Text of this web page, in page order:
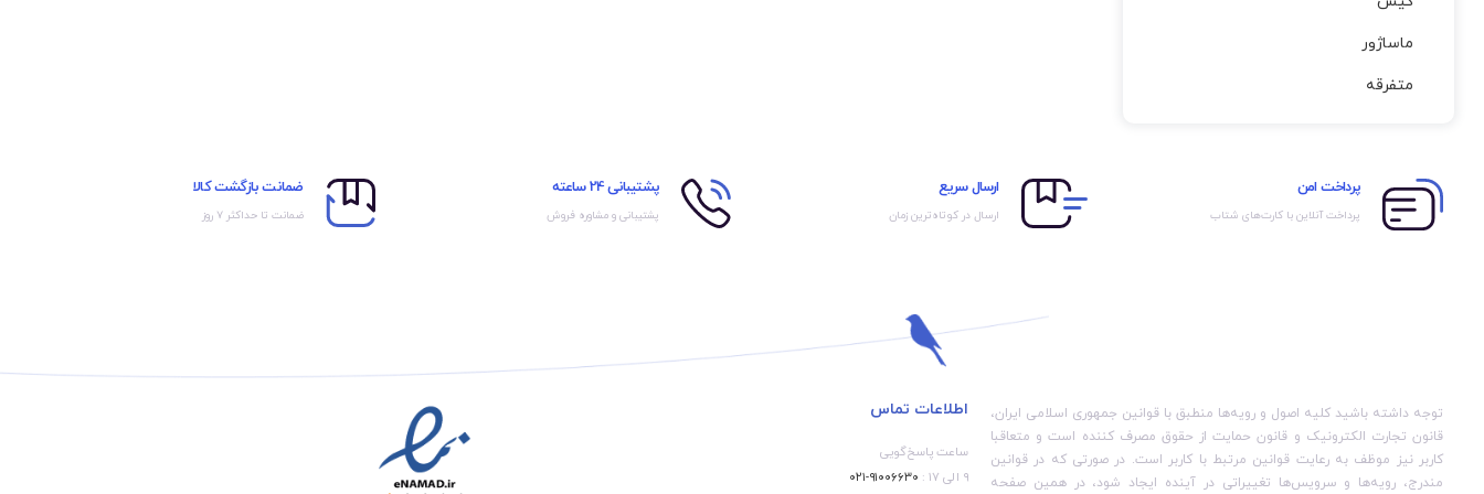
ماساژور
متفرقه
پرداخت امن
پرداخت آنلاین با کارت‌های شتاب
ارسال سریع
ارسال در کوتاه‌ترین زمان
پشتیبانی 24 ساعته
پشتیبانی و مشاوره فروش
ضمانت بازگشت کالا
ضمانت تا حداکثر ۷ روز
توجه داشته باشید کلیه اصول و رویه‏‌ها منطبق با قوانین جمهوری اسلامی ایران،
قانون تجارت الکترونیک و قانون حمایت از حقوق مصرف کننده است و متعاقبا
کاربر نیز موظف به رعایت قوانین مرتبط با کاربر است. در صورتی که در قوانین
مندرج، رویه‏‌ها و سرویس‏‌ها تغییراتی در آینده ایجاد شود، در همین صفحه
اطلاعات تماس
ساعت پاسخ‌گویی
۹ الی ۱۷ :
۹۱۰۰۶۶۳۰-۰۲۱